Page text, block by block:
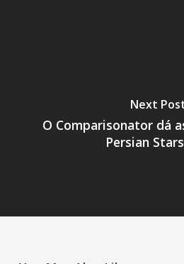
Next
O Comparisonator dá
Persian